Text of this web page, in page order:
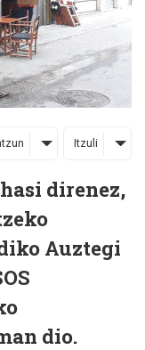
Itzuli
direnez,
Auztegi
dio.